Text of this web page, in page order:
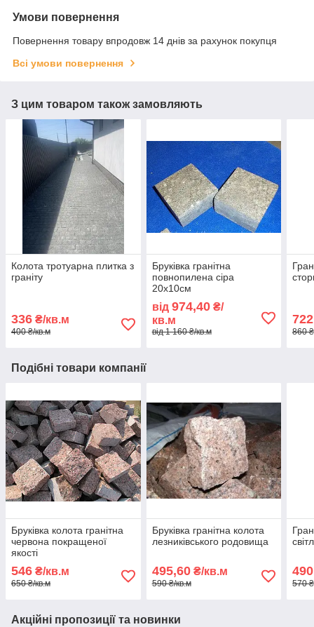
Умови повернення
Повернення товару впродовж 14 днів за рахунок покупця
Всі умови повернення
З цим товаром також замовляють
Колота тротуарна плитка з
граніту
336 ₴/кв.м
400 ₴/кв.м
Бруківка гранітна
повнопилена сіра
20х10см
від 974,40₴/
кв.м
від 1 160 ₴/кв.м 860
Подібні товари компанії
Бруківка колота гранітна
червона покращеної
якості
546 ₴/кв.м
650 ₴/кв.м
Бруківка гранітна колота
лезниківського родовища
495,60₴/кв.м
590 ₴/кв.м 570
Акційні пропозиції та новинки